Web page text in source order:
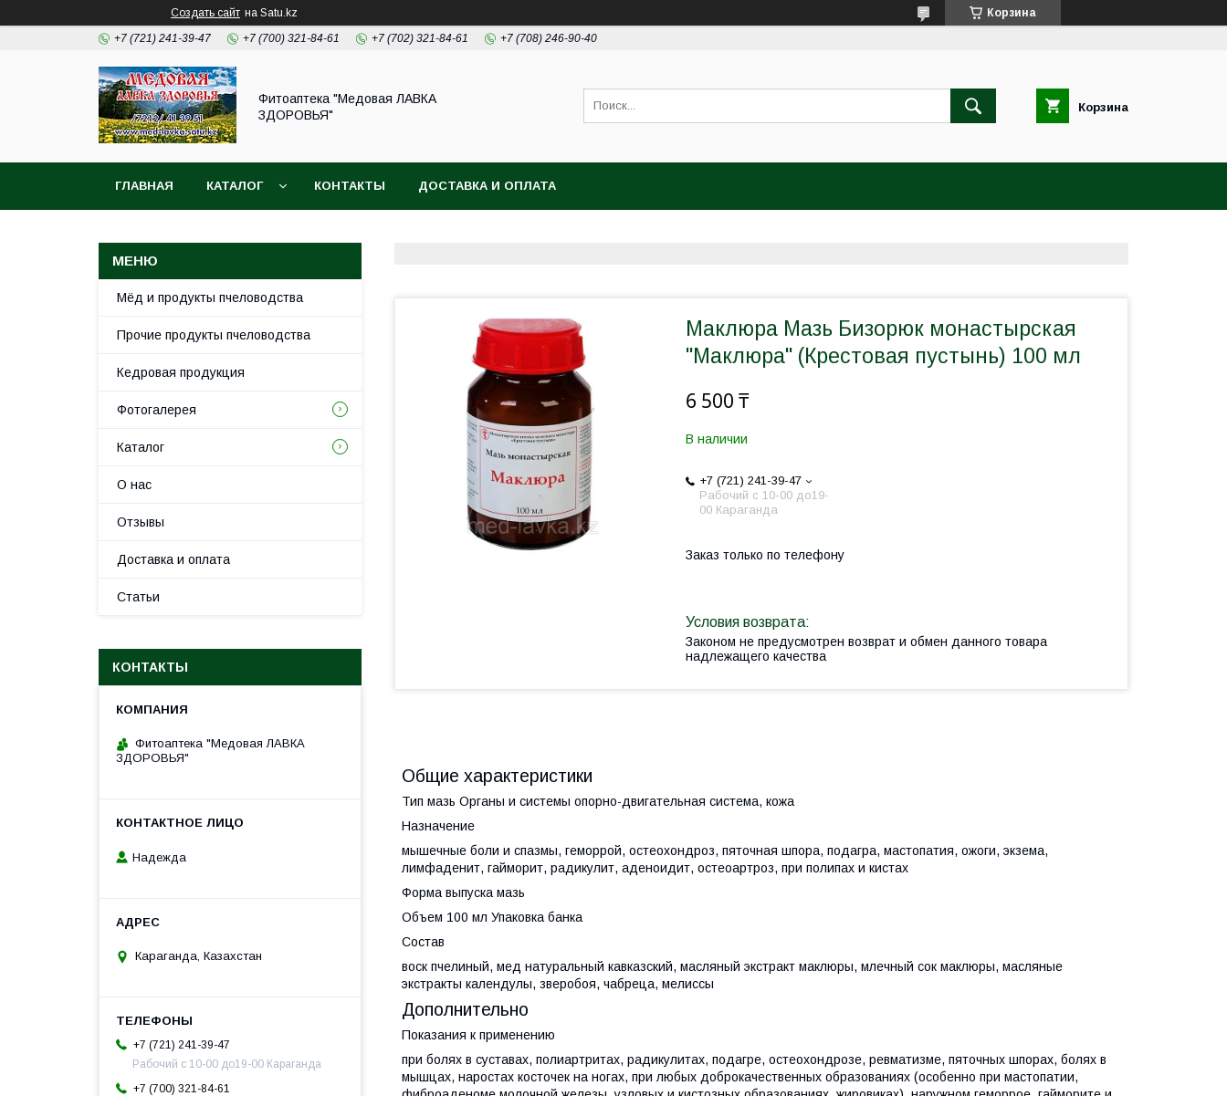
Создать сайт на Satu.kz Корзина
+7 (721) 241-39-47 +7 (700) 321-84-61 +7 (702) 321-84-61 +7 (708) 246-90-40
Фитоаптека "Медовая ЛАВКА
ЗДОРОВЬЯ"
Корзина
ГЛАВНАЯ КАТАЛОГ КОНТАКТЫ ДОСТАВКА И ОПЛАТА
Маклюра Мазь Бизорюк монастырская
"Маклюра" (Крестовая пустынь) 100 мл
6 500 ₸
В наличии
+7 (721) 241-39-47
Рабочий с 10-00 до19-
00 Караганда
Заказ только по телефону
Законом не предусмотрен возврат и обмен данного товара
надлежащего качества
Общие характеристики
Тип мазь Органы и системы опорно-двигательная система, кожа
Назначение
мышечные боли и спазмы, геморрой, остеохондроз, пяточная шпора, подагра, мастопатия, ожоги, экзема,
лимфаденит, гайморит, радикулит, аденоидит, остеоартроз, при полипах и кистах
Форма выпуска мазь
Объем 100 мл Упаковка банка
Состав
воск пчелиный, мед натуральный кавказский, масляный экстракт маклюры, млечный сок маклюры, масляные
экстракты календулы, зверобоя, чабреца, мелиссы
Дополнительно
Показания к применению
при болях в суставах, полиартритах, радикулитах, подагре, остеохондрозе, ревматизме, пяточных шпорах, болях в
мышцах, наростах косточек на ногах, при любых доброкачественных образованиях (особенно при мастопатии,
Мёд и продукты пчеловодства
Прочие продукты пчеловодства
Кедровая продукция
Фотогалерея
Каталог
О нас
Отзывы
Доставка и оплата
Статьи
КОНТАКТЫ
Фитоаптека "Медовая ЛАВКА
ЗДОРОВЬЯ"
Надежда
Караганда, Казахстан
+7 (721) 241-39-47
Рабочий с 10-00 до19-00 Караганда
+7 (700) 321-84-61